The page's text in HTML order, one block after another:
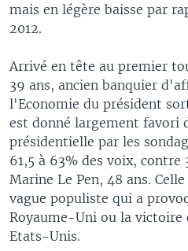
mais en légère baisse par
2012.
Arrivé en tête au premier
39 ans, ancien banquier
l'Economie du président
est donné largement favori
présidentielle par les
61,5 à 63% des voix, contre
Marine Le Pen, 48 ans.
vague populiste qui a
Royaume-Uni ou la victoire
Etats-Unis.